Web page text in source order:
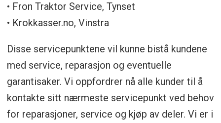
• Fron Traktor Service, Tynset
• Krokkasser.no, Vinstra
Disse servicepunktene vil kunne bistå kundene
med service, reparasjon og eventuelle
garantisaker. Vi oppfordrer nå alle kunder til å
kontakte sitt nærmeste servicepunkt ved behov
for reparasjoner, service og kjøp av deler. Vi er i